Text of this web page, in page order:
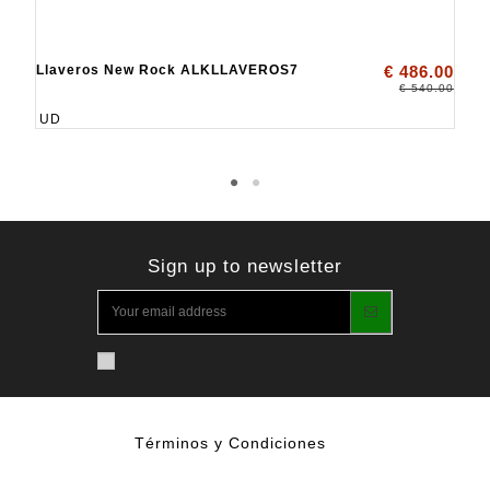
Llaveros New Rock ALKLLAVEROS7 € 486.00
€ 540.00
UD
Sign up to newsletter
Términos y Condiciones